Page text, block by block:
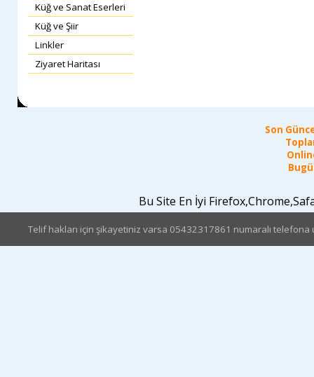
Küğ ve Sanat Eserleri
Küğ ve Şiir
Linkler
Ziyaret Haritası
Son
Bu Site En İyi
Telif hakları için şikayetiniz varsa 05432317861 numaralı telefona